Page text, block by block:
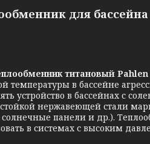
для
титановый
температуры в бассейне
устройство в бассейнах с
нержавеющей стали
панели и др.).
в системах с высоким